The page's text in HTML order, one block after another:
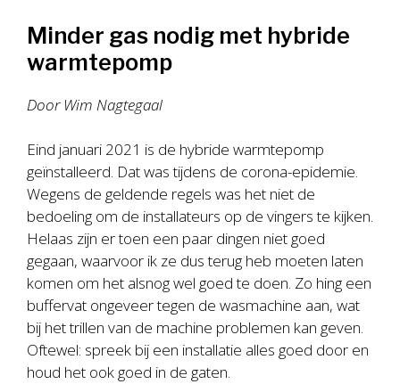
Minder gas nodig met hybride
warmtepomp
Door Wim Nagtegaal
Eind januari 2021 is de hybride warmtepomp
geïnstalleerd. Dat was tijdens de corona-epidemie.
Wegens de geldende regels was het niet de
bedoeling om de installateurs op de vingers te kijken.
Helaas zijn er toen een paar dingen niet goed
gegaan, waarvoor ik ze dus terug heb moeten laten
komen om het alsnog wel goed te doen. Zo hing een
buffervat ongeveer tegen de wasmachine aan, wat
bij het trillen van de machine problemen kan geven.
Oftewel: spreek bij een installatie alles goed door en
houd het ook goed in de gaten.